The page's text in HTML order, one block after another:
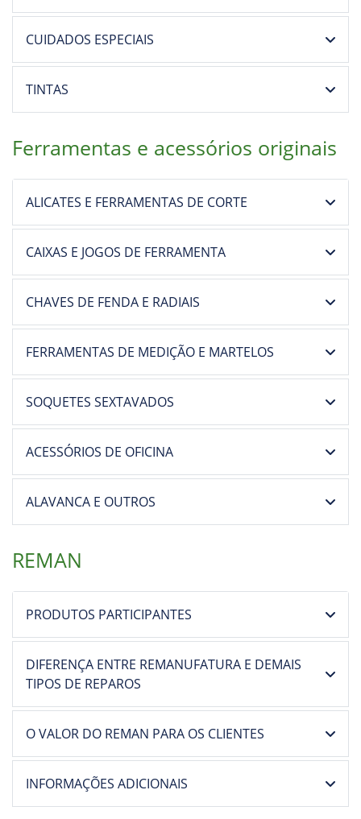
TINTAS
Ferramentas e acessórios originais
ALICATES E FERRAMENTAS DE CORTE
CAIXAS E JOGOS DE FERRAMENTA
CHAVES DE FENDA E RADIAIS
FERRAMENTAS DE MEDIÇÃO E MARTELOS
SOQUETES SEXTAVADOS
ACESSÓRIOS DE OFICINA
ALAVANCA E OUTROS
REMAN
PRODUTOS PARTICIPANTES
DIFERENÇA ENTRE REMANUFATURA E DEMAIS
O VALOR DO REMAN PARA OS CLIENTES
INFORMAÇÕES ADICIONAIS
Entre em contato com a nossa equipe